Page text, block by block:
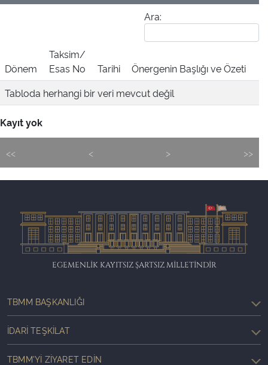
Ara:
Dönem
Taksim/
Esas No
Tarihi
Önergenin Başlığı ve Özeti
Tabloda herhangi bir veri mevcut değil
Kayıt yok
<< < > >>
EGEMENLİK KAYITSIZ ŞARTSIZ MİLLETİNDİR
TBMM BAŞKANLIĞI
İDARI TEŞKILAT
TBMM'YI ZIYARET EDIN